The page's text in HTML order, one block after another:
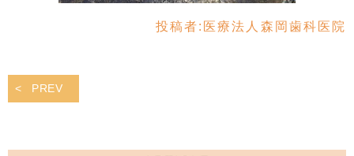
投稿者: 医療法人森岡歯科医院
PREV